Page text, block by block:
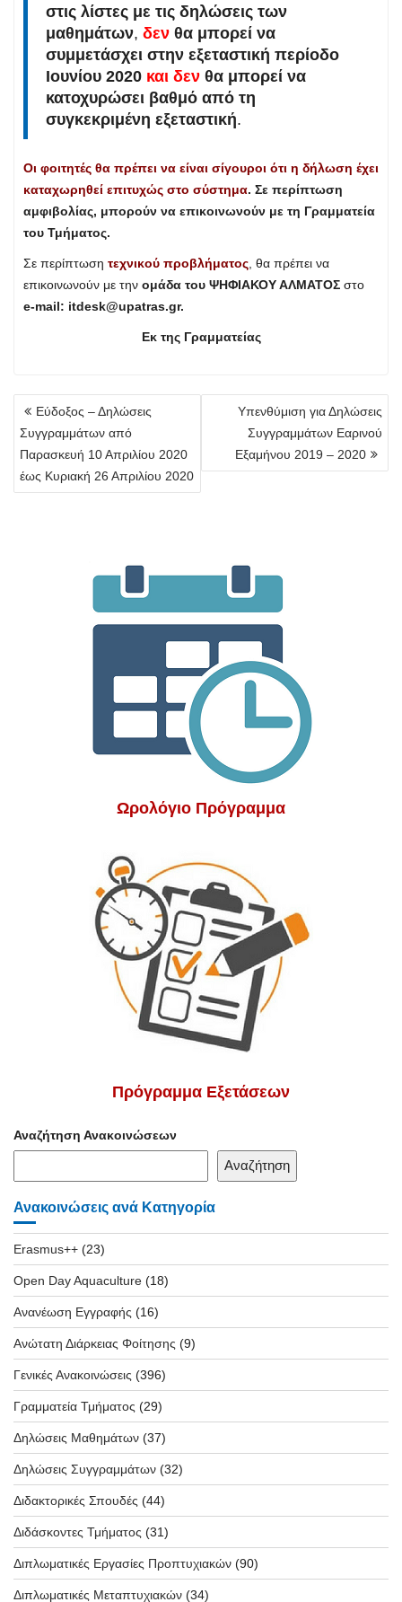
στις λίστες με τις δηλώσεις των
μαθημάτων, δεν θα μπορεί να
συμμετάσχει στην εξεταστική περίοδο
Ιουνίου 2020 και δεν θα μπορεί να
κατοχυρώσει βαθμό από τη
συγκεκριμένη εξεταστική.
Οι φοιτητές θα πρέπει να είναι σίγουροι ότι η δήλωση έχει
καταχωρηθεί επιτυχώς στο σύστημα. Σε περίπτωση
αμφιβολίας, μπορούν να επικοινωνούν με τη Γραμματεία
του Τμήματος.
Σε περίπτωση τεχνικού προβλήματος , θα πρέπει να
επικοινωνούν με την ομάδα του ΨΗΦΙΑΚΟΥ ΑΛΜΑΤΟΣ στο
e-mail: itdesk@upatras.gr.
Εκ της Γραμματείας
Πλοήγηση
άρθρων
Εύδοξος – Δηλώσεις
Συγγραμμάτων από
Παρασκευή 10 Απριλίου 2020
έως Κυριακή 26 Απριλίου 2020
Υπενθύμιση για Δηλώσεις
Συγγραμμάτων Εαρινού
Εξαμήνου 2019 – 2020
Ωρολόγιο Πρόγραμμα
Πρόγραμμα Εξετάσεων
Αναζήτηση Ανακοινώσεων
Αναζήτηση
Ανακοινώσεις ανά Κατηγορία
Erasmus++ (23)
Open Day Aquaculture (18)
Ανανέωση Εγγραφής (16)
Ανώτατη Διάρκειας Φοίτησης (9)
Γενικές Ανακοινώσεις (396)
Γραμματεία Τμήματος (29)
Δηλώσεις Μαθημάτων (37)
Δηλώσεις Συγγραμμάτων (32)
Διδακτορικές Σπουδές (44)
Διδάσκοντες Τμήματος (31)
Διπλωματικές Εργασίες Προπτυχιακών (90)
Διπλωματικές Μεταπτυχιακών (34)